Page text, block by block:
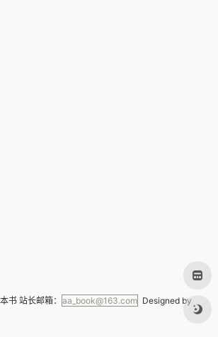
书 站长邮箱： aa_book@163.com Designed by